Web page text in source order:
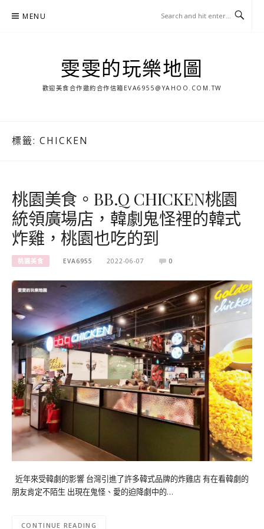
MENU
雯雯的玩樂地圖
歡迎美食合作邀約合作信箱 EVA6955@YAHOO.COM.TW
標籤: CHICKEN
桃園美食。BB.Q CHICKEN桃園
統領廣場店，韓劇鬼怪裡的韓式
炸雞，桃園也吃的到
桃園美食 EVA6955 2022-06-07 0
近年來受韓劇的影響 台灣引進了許多韓式品牌的炸雞店 有在看韓劇的
朋友肯定不陌生 出現在鬼怪、愛的迫降劇中的…
CONTINUE READING